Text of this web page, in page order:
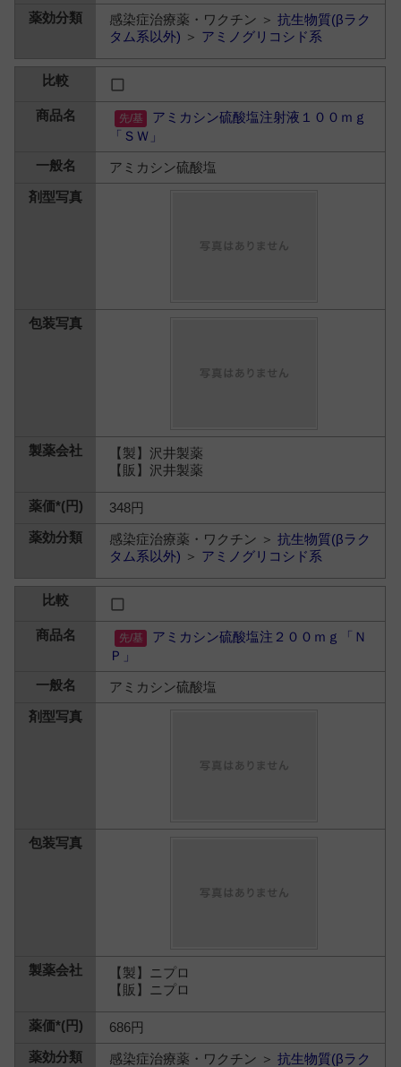
感染症治療薬・ワクチン ＞抗生物質(βラク
タム系以外) ＞ アミノグリコシド系
アミカシン硫酸塩注射液１００ｍｇ
「ＳＷ」
アミカシン硫酸塩
【製】沢井製薬
【販】沢井製薬
348円
感染症治療薬・ワクチン ＞抗生物質(βラク
タム系以外) ＞ アミノグリコシド系
アミカシン硫酸塩注２００ｍｇ「Ｎ
Ｐ」
アミカシン硫酸塩
【製】ニプロ
【販】ニプロ
686円
感染症治療薬・ワクチン ＞抗生物質(βラク